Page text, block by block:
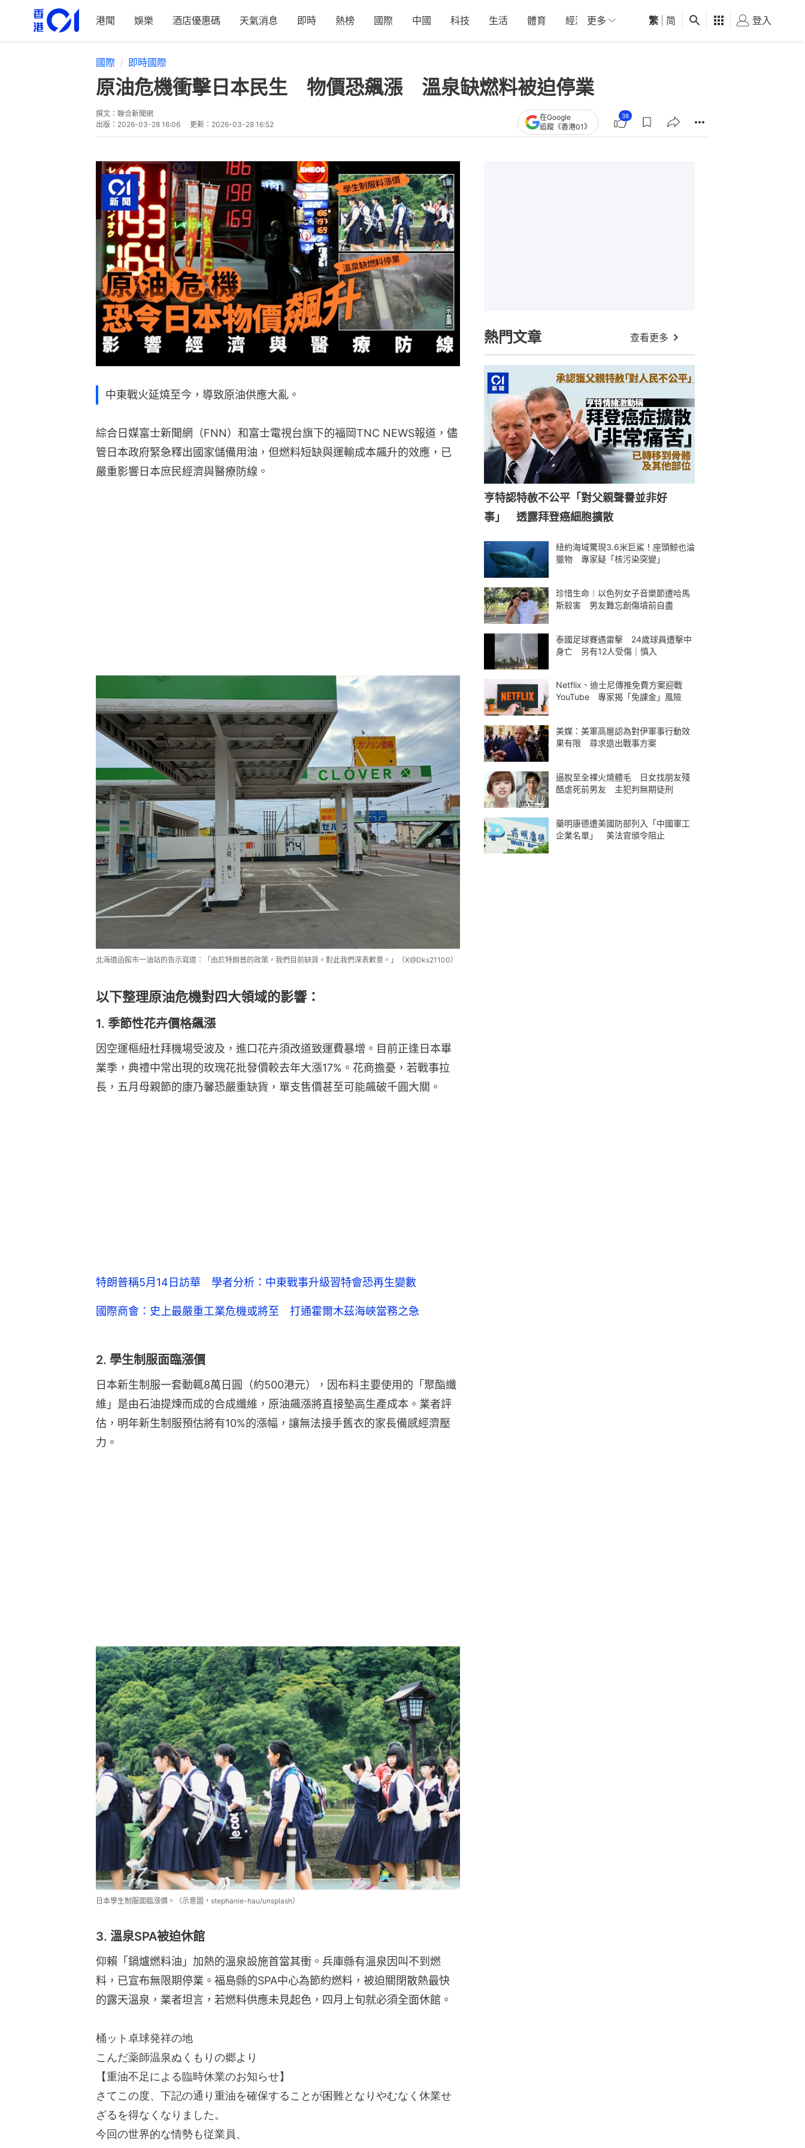
港聞 娛樂 酒店優惠碼 天氣消息 即時 熱榜 國際 中國 科技 生活 體育 經濟 01深圳 觀點 健康 好食玩飛
更多 繁 简 登入
國際 即時國際
原油危機衝擊日本民生 物價恐飆漲 溫泉缺燃料被迫停業
撰文： 聯合新聞網
出版： 2026-03-28 16:06 更新： 2026-03-28 16:52
在Google
追蹤《香港01》
38
中東戰火延燒至今，導致原油供應大亂。
綜合日媒富士新聞網（FNN）和富士電視台旗下的福岡TNC NEWS報道，儘
管日本政府緊急釋出國家儲備用油，但燃料短缺與運輸成本飆升的效應，已
嚴重影響日本庶民經濟與醫療防線。
北海道函館市一油站的告示寫道：「由於特朗普的政策，我們目前缺貨。對此我們深表歉意。」（X@Dks21100）
以下整理原油危機對四大領域的影響：
1. 季節性花卉價格飆漲
因空運樞紐杜拜機場受波及，進口花卉須改道致運費暴增。目前正逢日本畢
業季，典禮中常出現的玫瑰花批發價較去年大漲17%。花商擔憂，若戰事拉
長，五月母親節的康乃馨恐嚴重缺貨，單支售價甚至可能飆破千圓大關。
特朗普稱5月14日訪華 學者分析：中東戰事升級習特會恐再生變數
國際商會：史上最嚴重工業危機或將至 打通霍爾木茲海峽當務之急
2. 學生制服面臨漲價
日本新生制服一套動輒8萬日圓（約500港元），因布料主要使用的「聚酯纖
維」是由石油提煉而成的合成纖維，原油飆漲將直接墊高生產成本。業者評
估，明年新生制服預估將有10%的漲幅，讓無法接手舊衣的家長備感經濟壓
力。
日本學生制服面臨漲價。（示意圖，stephanie-hau/unsplash）
3. 溫泉SPA被迫休館
仰賴「鍋爐燃料油」加熱的溫泉設施首當其衝。兵庫縣有溫泉因叫不到燃
料，已宣布無限期停業。福島縣的SPA中心為節約燃料，被迫關閉散熱最快
的露天溫泉，業者坦言，若燃料供應未見起色，四月上旬就必須全面休館。
桶ット卓球発祥の地
こんだ薬師温泉ぬくもりの郷より
【重油不足による臨時休業のお知らせ】
さてこの度、下記の通り重油を確保することが困難となりやむなく休業せ
ざるを得なくなりました。
今回の世界的な情勢も従業員、
熱門文章 查看更多
亨特認特赦不公平「對父親聲譽並非好
事」 透露拜登癌細胞擴散
紐約海域驚現3.6米巨鯊！座頭鯨也淪
獵物 專家疑「核污染突變」
珍惜生命︱以色列女子音樂節遭哈馬
斯殺害 男友難忘創傷墳前自盡
泰國足球賽遇雷擊 24歲球員遭擊中
身亡 另有12人受傷｜慎入
Netflix、迪士尼傳推免費方案迎戰
YouTube 專家揭「免課金」風險
美媒：美軍高層認為對伊軍事行動效
果有限 尋求退出戰事方案
逼脫至全裸火燒體毛 日女找朋友殘
酷虐死前男友 主犯判無期徒刑
藥明康德遭美國防部列入「中國軍工
企業名單」 美法官頒令阻止